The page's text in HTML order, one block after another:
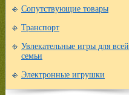
Сопутствующие товары
Транспорт
Увлекательные игры для всей
семьи
Электронные игрушки